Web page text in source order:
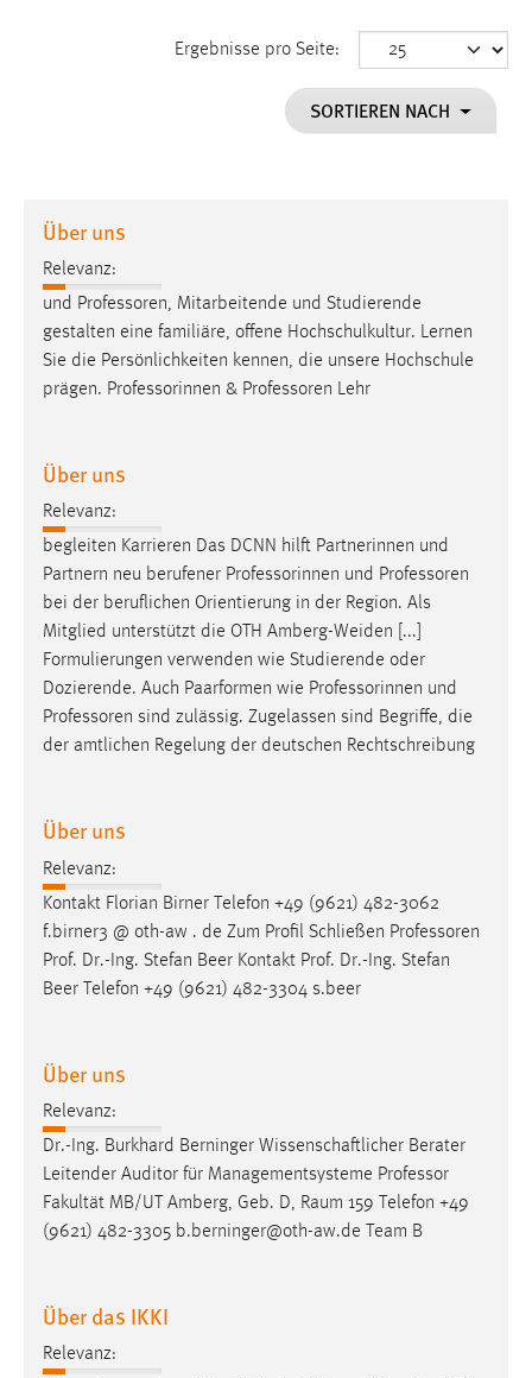
Ergebnisse pro Seite:
SORTIEREN NACH
Über uns
Relevanz:
und Professoren, Mitarbeitende und Studierende
gestalten eine familiäre, offene Hochschulkultur. Lernen
Sie die Persönlichkeiten kennen, die unsere Hochschule
prägen. Professorinnen & Professoren Lehr
Über uns
Relevanz:
begleiten Karrieren Das DCNN hilft Partnerinnen und
Partnern neu berufener Professorinnen und Professoren
bei der beruflichen Orientierung in der Region. Als
Mitglied unterstützt die OTH Amberg-Weiden [...]
Formulierungen verwenden wie Studierende oder
Dozierende. Auch Paarformen wie Professorinnen und
Professoren sind zulässig. Zugelassen sind Begriffe, die
der amtlichen Regelung der deutschen Rechtschreibung
Über uns
Relevanz:
Kontakt Florian Birner Telefon +49 (9621) 482-3062
f.birner3 @ oth-aw . de Zum Profil Schließen Professoren
Prof. Dr.-Ing. Stefan Beer Kontakt Prof. Dr.-Ing. Stefan
Beer Telefon +49 (9621) 482-3304 s.beer
Über uns
Relevanz:
Dr.-Ing. Burkhard Berninger Wissenschaftlicher Berater
Leitender Auditor für Managementsysteme Professor
Fakultät MB/UT Amberg, Geb. D, Raum 159 Telefon +49
(9621) 482-3305 b.berninger@oth-aw.de Team B
Über das IKKI
Relevanz:
cookie_consent
Dieser Cookie speichert die ausgewählten Einverständnis-
Performance
Name:
Zweck:
Sprachpräferenz
site-language-preference
Zweck:
Das Cookie speichert die gewählte Sprache der Website.
Cookie Laufzeit:
30 Tage
Name:
MibewSessionID, MIBEW_UserID, mibew_locale, mibew-
chat-frame-style-5e9dbeb1811c0446
Zweck:
Wird benötigt um die Chatfunktion nutzen zu können.
Jahre, MIBEW_UserID = 1 Jahr
Login
Name:
fe_user, be_user, be_lastLoginProvider
einloggen zu können.
Cookie Laufzeit: